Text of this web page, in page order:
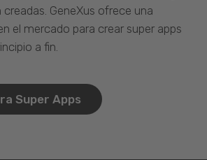
GeneXus ofrece una
el mercado para crear super apps
a fin.
Super Apps